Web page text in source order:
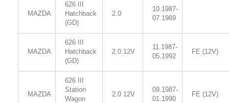
MAZDA
626 III
Hatchback
(GD)
2.0
10.1987-
07.1989
MAZDA
626 III
Hatchback
(GD)
2.0 12V
11.1987-
05.1992
FE (12V)
MAZDA
626 III
Station
Wagon
2.0 12V
09.1987-
01.1990
FE (12V)